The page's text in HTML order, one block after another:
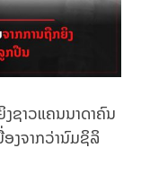
ຊາວແຄນນາດາຄົນ
ງຈາກວ່ານົມຊິລິ